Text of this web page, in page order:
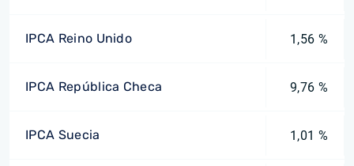
IPCA Reino Unido 1,56 %
IPCA República Checa 9,76 %
IPCA Suecia 1,01 %